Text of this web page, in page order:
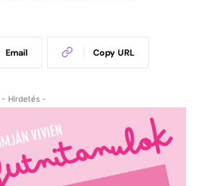
Email Copy URL
- Hirdetés -